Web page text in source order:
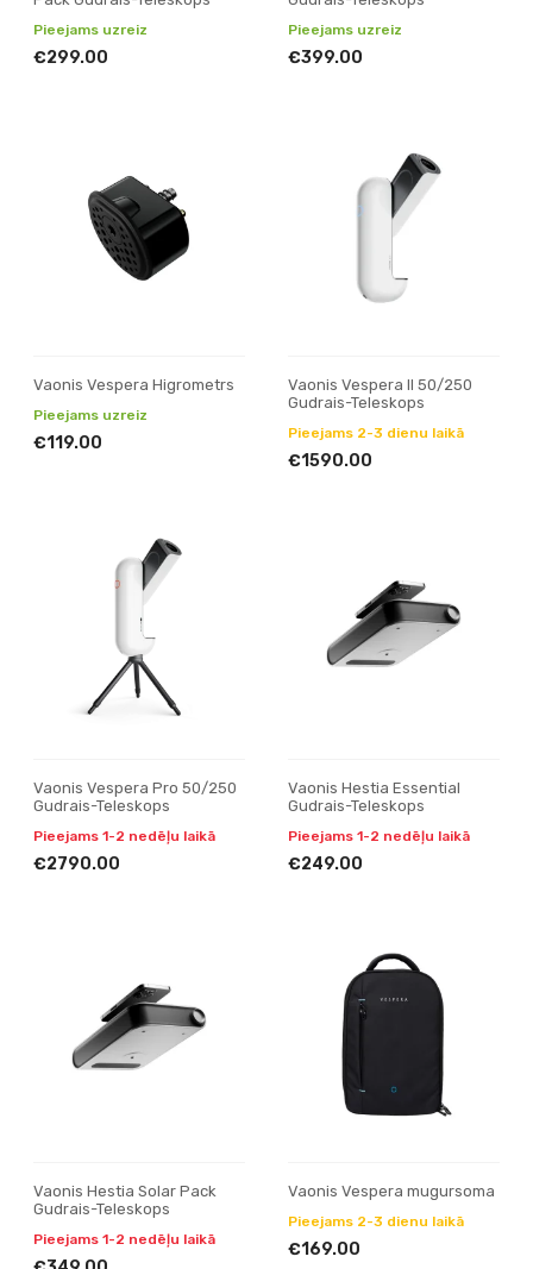
Pieejams uzreiz
€299.00
Pieejams uzreiz
€399.00
Vaonis Vespera Higrometrs
Pieejams uzreiz
€119.00
Vaonis Vespera II 50/250
Gudrais-Teleskops
Pieejams 2-3 dienu laikā
€1590.00
Vaonis Vespera Pro 50/250
Gudrais-Teleskops
Pieejams 1-2 nedēļu laikā
€2790.00
Vaonis Hestia Essential
Gudrais-Teleskops
Pieejams 1-2 nedēļu laikā
€249.00
Vaonis Hestia Solar Pack
Gudrais-Teleskops
Pieejams 1-2 nedēļu laikā
Vaonis Vespera mugursoma
Pieejams 2-3 dienu laikā
€169.00